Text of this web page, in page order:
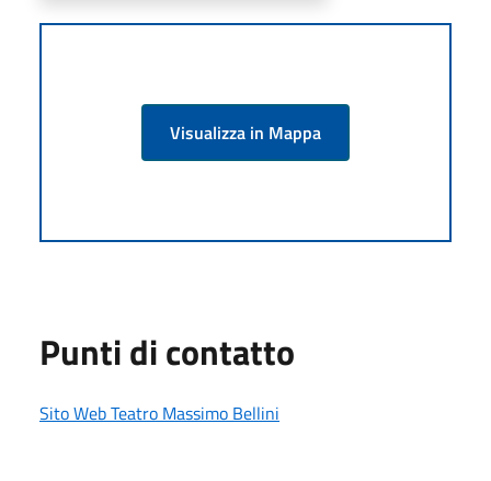
Visualizza in Mappa
Punti di contatto
Sito Web Teatro Massimo Bellini